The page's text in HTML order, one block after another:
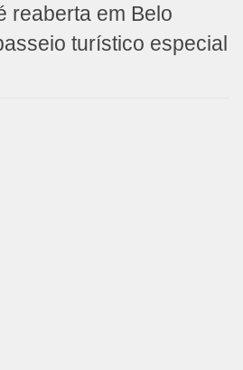
reaberta em Belo
turístico especial